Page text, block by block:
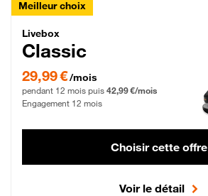
Meilleur choix
Livebox Classic Fibre
Livebox
Classic
29,99 € par mois pendant 12 mois puis 42,99 €
29,99 €/mois
pendant 12 mois puis 42,99 €/mois
Engagement 12 mois
Choisir cette offre
Voir le détail